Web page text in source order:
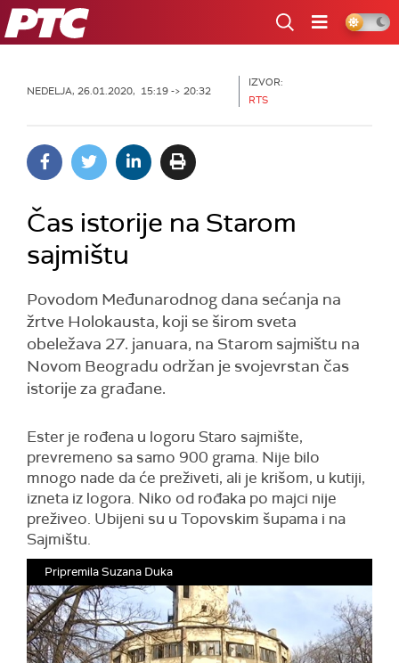
RTS
NEDELJA, 26.01.2020, 15:19 -> 20:32
IZVOR:
RTS
Čas istorije na Starom
sajmištu
Povodom Međunarodnog dana sećanja na
žrtve Holokausta, koji se širom sveta
obeležava 27. januara, na Starom sajmištu na
Novom Beogradu održan je svojevrstan čas
istorije za građane.
Ester je rođena u logoru Staro sajmište,
prevremeno sa samo 900 grama. Nije bilo
mnogo nade da će preživeti, ali je krišom, u kutiji,
izneta iz logora. Niko od rođaka po majci nije
preživeo. Ubijeni su u Topovskim šupama i na
Sajmištu.
Pripremila Suzana Duka